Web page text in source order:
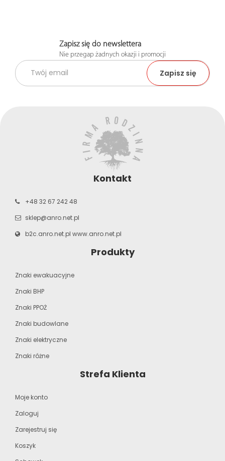
Zapisz się do newslettera
Nie przegap żadnych okazji i promocji
Kontakt
+48 32 67 242 48
sklep@anro.net.pl
b2c.anro.net.pl www.anro.net.pl
Produkty
Znaki ewakuacyjne
Znaki BHP
Znaki PPOŻ
Znaki budowlane
Znaki elektryczne
Znaki różne
Strefa Klienta
Moje konto
Zaloguj
Zarejestruj się
Koszyk